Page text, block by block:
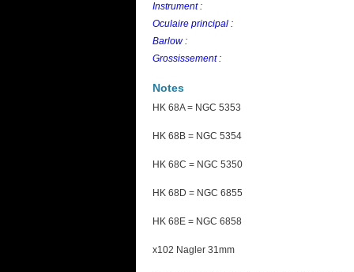
Instrument :
Oculaire principal :
Barlow :
Grossissement :
Notes
HK 68A = NGC 5353
HK 68B = NGC 5354
HK 68C = NGC 5350
HK 68D = NGC 6855
HK 68E = NGC 6858
x102 Nagler 31mm